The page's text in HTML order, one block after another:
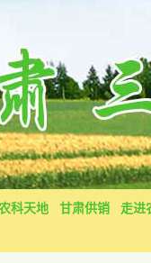
科天地 甘肃供销
走进